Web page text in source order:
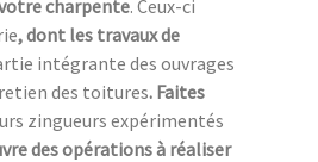
charpente. Ceux-ci
, dont les travaux de
intégrante des ouvrages
des toitures. Faites
zingueurs expérimentés
des opérations à réaliser